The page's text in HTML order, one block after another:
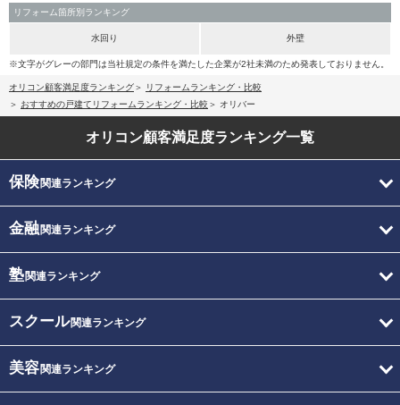
リフォーム箇所別ランキング
水回り 外壁
※文字がグレーの部門は当社規定の条件を満たした企業が2社未満のため発表しておりません。
オリコン顧客満足度ランキング
リフォームランキング・比較
おすすめの戸建てリフォームランキング・比較
オリバー
オリコン顧客満足度ランキング一覧
保険関連ランキング
金融関連ランキング
塾関連ランキング
スクール関連ランキング
美容関連ランキング